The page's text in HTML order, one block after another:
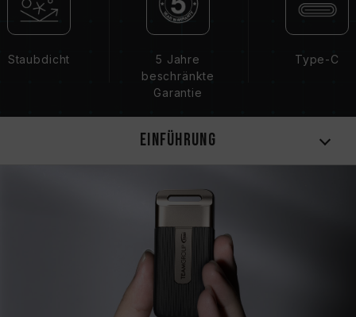
Staubdicht
5 Jahre
beschränkte
Garantie
Type-C
Einführung